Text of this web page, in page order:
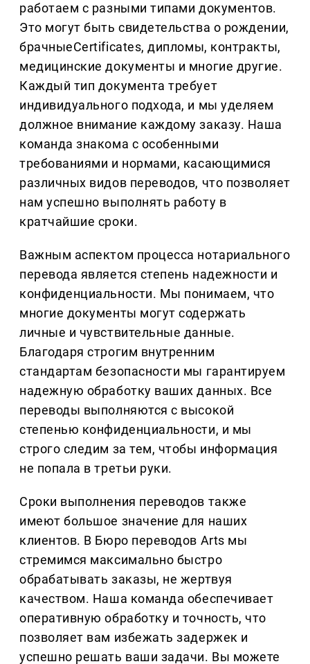
работаем с разными типами документов.
Это могут быть свидетельства о рождении,
брачныеCertificates, дипломы, контракты,
медицинские документы и многие другие.
Каждый тип документа требует
индивидуального подхода, и мы уделяем
должное внимание каждому заказу. Наша
команда знакома с особенными
требованиями и нормами, касающимися
различных видов переводов, что позволяет
нам успешно выполнять работу в
кратчайшие сроки.
Важным аспектом процесса нотариального
перевода является степень надежности и
конфиденциальности. Мы понимаем, что
многие документы могут содержать
личные и чувствительные данные.
Благодаря строгим внутренним
стандартам безопасности мы гарантируем
надежную обработку ваших данных. Все
переводы выполняются с высокой
степенью конфиденциальности, и мы
строго следим за тем, чтобы информация
не попала в третьи руки.
Сроки выполнения переводов также
имеют большое значение для наших
клиентов. В Бюро переводов Arts мы
стремимся максимально быстро
обрабатывать заказы, не жертвуя
качеством. Наша команда обеспечивает
оперативную обработку и точность, что
позволяет вам избежать задержек и
успешно решать ваши задачи. Вы можете